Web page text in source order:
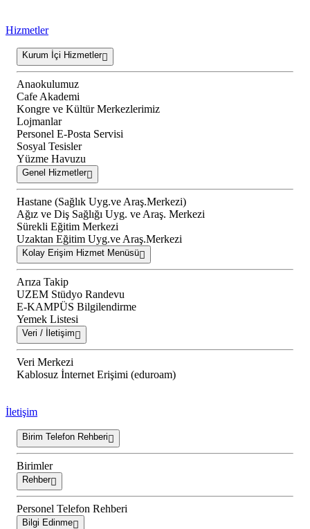
Hizmetler
Kurum İçi Hizmetler
Anaokulumuz
Cafe Akademi
Kongre ve Kültür Merkezlerimiz
Lojmanlar
Personel E-Posta Servisi
Sosyal Tesisler
Yüzme Havuzu
Genel Hizmetler
Hastane (Sağlık Uyg.ve Araş.Merkezi)
Ağız ve Diş Sağlığı Uyg. ve Araş. Merkezi
Sürekli Eğitim Merkezi
Uzaktan Eğitim Uyg.ve Araş.Merkezi
Kolay Erişim Hizmet Menüsü
Arıza Takip
UZEM Stüdyo Randevu
E-KAMPÜS Bilgilendirme
Yemek Listesi
Veri / İletişim
Veri Merkezi
Kablosuz İnternet Erişimi (eduroam)
İletişim
Birim Telefon Rehberi
Birimler
Rehber
Personel Telefon Rehberi
Bilgi Edinme